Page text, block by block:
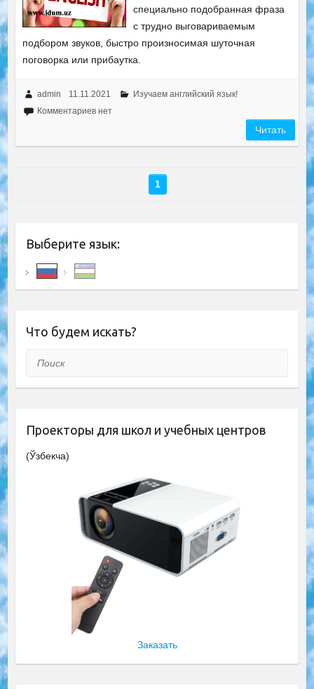
специально подобранная фраза
с трудно выговариваемым
подбором звуков, быстро произносимая шуточная
поговорка или прибаутка.
admin 11.11.2021
Изучаем английский язык!
Комментариев нет
Читать
1
Выберите язык:
Что будем искать?
Поиск
Проекторы для школ и учебных центров
(Ўзбекча)
Заказать